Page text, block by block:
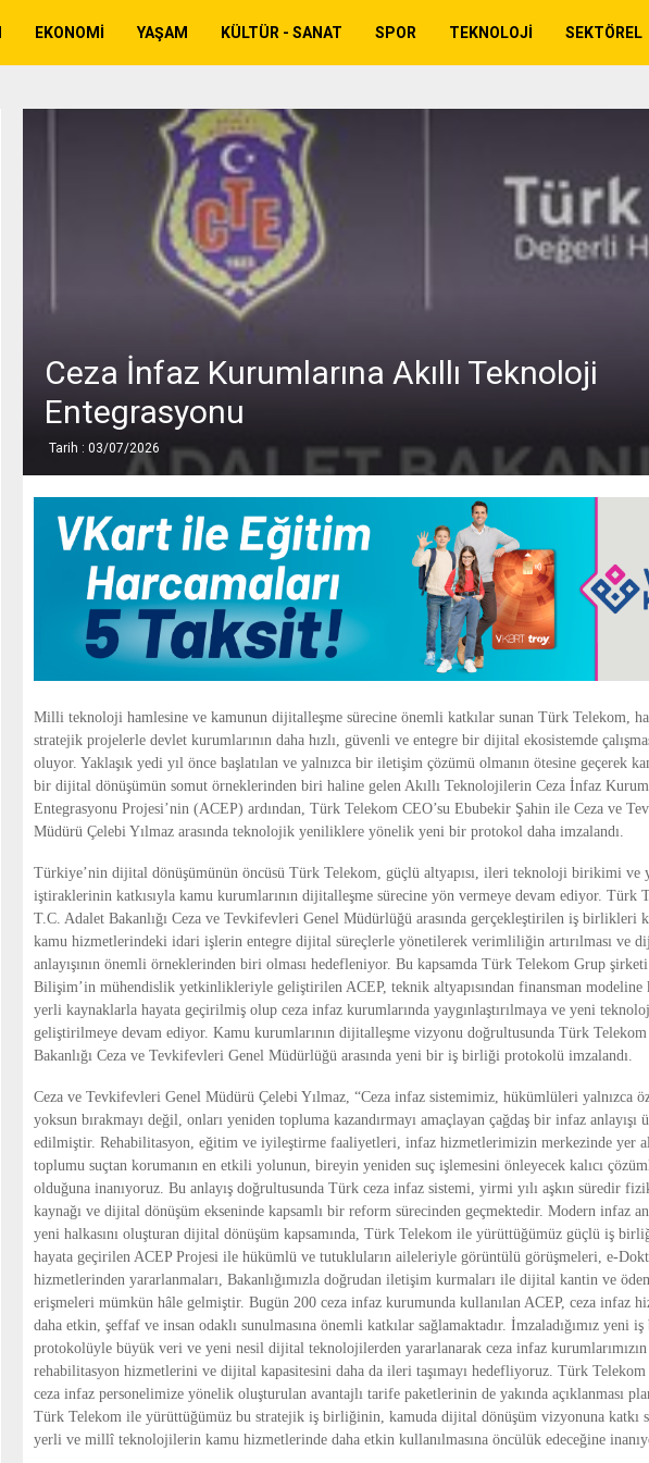
EKONOMI YAŞAM KÜLTÜR - SANAT SPOR TEKNOLOJI SEKTÖREL
Ceza İnfaz Kurumlarına Akıllı Teknoloji
Entegrasyonu
Tarih : 03/07/2026
Milli teknoloji hamlesine ve kamunun dijitalleşme sürecine önemli katkılar sunan Türk Telekom,
stratejik projelerle devlet kurumlarının daha hızlı, güvenli ve entegre bir dijital ekosistemde
oluyor. Yaklaşık yedi yıl önce başlatılan ve yalnızca bir iletişim çözümü olmanın ötesine geçerek
bir dijital dönüşümün somut örneklerinden biri haline gelen Akıllı Teknolojilerin Ceza İnfaz
Entegrasyonu Projesi’nin (ACEP) ardından, Türk Telekom CEO’su Ebubekir Şahin ile Ceza ve
Müdürü Çelebi Yılmaz arasında teknolojik yeniliklere yönelik yeni bir protokol daha imzalandı.
Türkiye’nin dijital dönüşümünün öncüsü Türk Telekom, güçlü altyapısı, ileri teknoloji birikimi ve
iştiraklerinin katkısıyla kamu kurumlarının dijitalleşme sürecine yön vermeye devam ediyor. Türk
T.C. Adalet Bakanlığı Ceza ve Tevkifevleri Genel Müdürlüğü arasında gerçekleştirilen iş birlikleri
kamu hizmetlerindeki idari işlerin entegre dijital süreçlerle yönetilerek verimliliğin artırılması ve
anlayışının önemli örneklerinden biri olması hedefleniyor. Bu kapsamda Türk Telekom Grup
Bilişim’in mühendislik yetkinlikleriyle geliştirilen ACEP, teknik altyapısından finansman modeline
yerli kaynaklarla hayata geçirilmiş olup ceza infaz kurumlarında yaygınlaştırılmaya ve yeni
geliştirilmeye devam ediyor. Kamu kurumlarının dijitalleşme vizyonu doğrultusunda Türk
Bakanlığı Ceza ve Tevkifevleri Genel Müdürlüğü arasında yeni bir iş birliği protokolü imzalandı.
Ceza ve Tevkifevleri Genel Müdürü Çelebi Yılmaz, “Ceza infaz sistemimiz, hükümlüleri yalnızca
yoksun bırakmayı değil, onları yeniden topluma kazandırmayı amaçlayan çağdaş bir infaz anlayışı
edilmiştir. Rehabilitasyon, eğitim ve iyileştirme faaliyetleri, infaz hizmetlerimizin merkezinde yer
toplumu suçtan korumanın en etkili yolunun, bireyin yeniden suç işlemesini önleyecek kalıcı
olduğuna inanıyoruz. Bu anlayış doğrultusunda Türk ceza infaz sistemi, yirmi yılı aşkın süredir
kaynağı ve dijital dönüşüm ekseninde kapsamlı bir reform sürecinden geçmektedir. Modern infaz
yeni halkasını oluşturan dijital dönüşüm kapsamında, Türk Telekom ile yürüttüğümüz güçlü iş
hayata geçirilen ACEP Projesi ile hükümlü ve tutukluların aileleriyle görüntülü görüşmeleri, e-
hizmetlerinden yararlanmaları, Bakanlığımızla doğrudan iletişim kurmaları ile dijital kantin ve
erişmeleri mümkün hâle gelmiştir. Bugün 200 ceza infaz kurumunda kullanılan ACEP, ceza infaz
daha etkin, şeffaf ve insan odaklı sunulmasına önemli katkılar sağlamaktadır. İmzaladığımız yeni
protokolüyle büyük veri ve yeni nesil dijital teknolojilerden yararlanarak ceza infaz
rehabilitasyon hizmetlerini ve dijital kapasitesini daha da ileri taşımayı hedefliyoruz. Türk Telekom
ceza infaz personelimize yönelik oluşturulan avantajlı tarife paketlerinin de yakında açıklanması
Türk Telekom ile yürüttüğümüz bu stratejik iş birliğinin, kamuda dijital dönüşüm vizyonuna katkı
yerli ve millî teknolojilerin kamu hizmetlerinde daha etkin kullanılmasına öncülük edeceğine